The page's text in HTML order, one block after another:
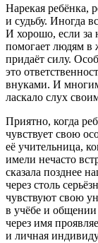
Нарекая ребёнка,
и судьбу. Иногда
И хорошо, если за
помогает людям в
придаёт силу.
это
внуками. И
ласкало слух
Приятно, когда
чувствует свою
её учительница,
имели нечасто
сказала позднее
через столь
чувствуют свою
в учёбе и общении
через имя
и личная